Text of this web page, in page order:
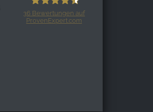
36 Bewertungen auf
ProvenExpert.com